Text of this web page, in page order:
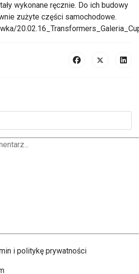
wykonane ręcznie. Do ich budowy
zużyte części samochodowe.
i politykę prywatności